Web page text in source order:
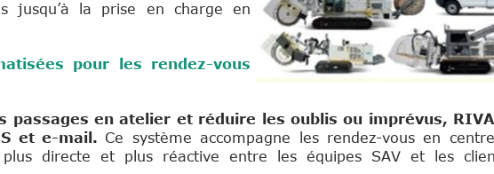
jusqu’à la prise en charge en
pour les rendez-vous
passages en atelier et réduire les oublis ou imprévus,
et e-mail. Ce système accompagne les rendez-vous en
plus directe et plus réactive entre les équipes SAV et les